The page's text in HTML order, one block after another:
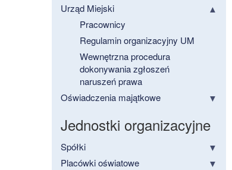
Urząd Miejski
Pracownicy
Regulamin organizacyjny UM
Wewnętrzna procedura
dokonywania zgłoszeń
naruszeń prawa
Oświadczenia majątkowe
Jednostki organizacyjne
Spółki
Placówki oświatowe